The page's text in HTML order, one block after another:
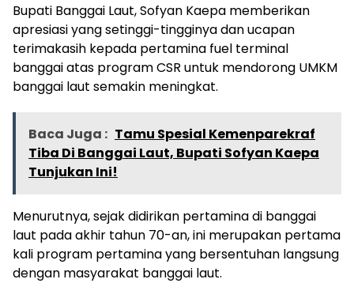
Bupati Banggai Laut, Sofyan Kaepa memberikan
apresiasi yang setinggi-tingginya dan ucapan
terimakasih kepada pertamina fuel terminal
banggai atas program CSR untuk mendorong UMKM
banggai laut semakin meningkat.
Baca Juga : Tamu Spesial Kemenparekraf
Tiba Di Banggai Laut, Bupati Sofyan Kaepa
Tunjukan Ini!
Menurutnya, sejak didirikan pertamina di banggai
laut pada akhir tahun 70-an, ini merupakan pertama
kali program pertamina yang bersentuhan langsung
dengan masyarakat banggai laut.